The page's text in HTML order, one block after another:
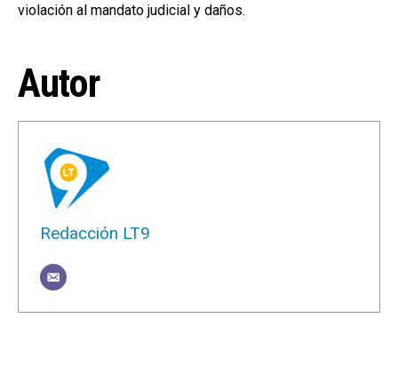
violación al mandato judicial y daños.
Autor
Redacción LT9